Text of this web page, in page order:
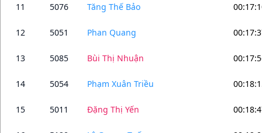
11 5076 Tăng Thế Bảo
12 5051 Phan Quang
13 5085 Bùi Thị Nhuận
14 5054 Phạm Xuân Triều
15 5011 Đặng Thị Yến